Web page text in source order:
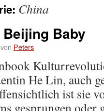
China
Baby
von Peters
He Lin, auch
ist sie
gesprungen oder